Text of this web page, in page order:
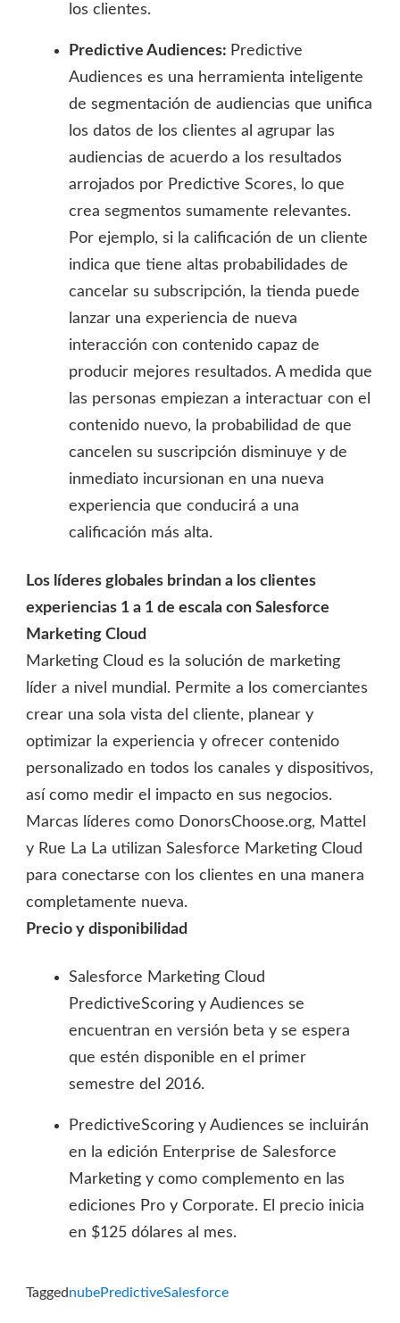
los clientes.
Predictive Audiences: Predictive
Audiences es una herramienta inteligente
de segmentación de audiencias que unifica
los datos de los clientes al agrupar las
audiencias de acuerdo a los resultados
arrojados por Predictive Scores, lo que
crea segmentos sumamente relevantes.
Por ejemplo, si la calificación de un cliente
indica que tiene altas probabilidades de
cancelar su subscripción, la tienda puede
lanzar una experiencia de nueva
interacción con contenido capaz de
producir mejores resultados. A medida que
las personas empiezan a interactuar con el
contenido nuevo, la probabilidad de que
cancelen su suscripción disminuye y de
inmediato incursionan en una nueva
experiencia que conducirá a una
calificación más alta.
Los líderes globales brindan a los clientes
experiencias 1 a 1 de escala con Salesforce
Marketing Cloud
Marketing Cloud es la solución de marketing
líder a nivel mundial. Permite a los comerciantes
crear una sola vista del cliente, planear y
optimizar la experiencia y ofrecer contenido
personalizado en todos los canales y dispositivos,
así como medir el impacto en sus negocios.
Marcas líderes como DonorsChoose.org, Mattel
y Rue La La utilizan Salesforce Marketing Cloud
para conectarse con los clientes en una manera
completamente nueva.
Precio y disponibilidad
Salesforce Marketing Cloud
PredictiveScoring y Audiences se
encuentran en versión beta y se espera
que estén disponible en el primer
semestre del 2016.
PredictiveScoring y Audiences se incluirán
en la edición Enterprise de Salesforce
Marketing y como complemento en las
ediciones Pro y Corporate. El precio inicia
en $125 dólares al mes.
TaggednubePredictiveSalesforce